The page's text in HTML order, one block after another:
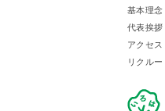
基本理念
代表挨拶
アクセス
リクルー